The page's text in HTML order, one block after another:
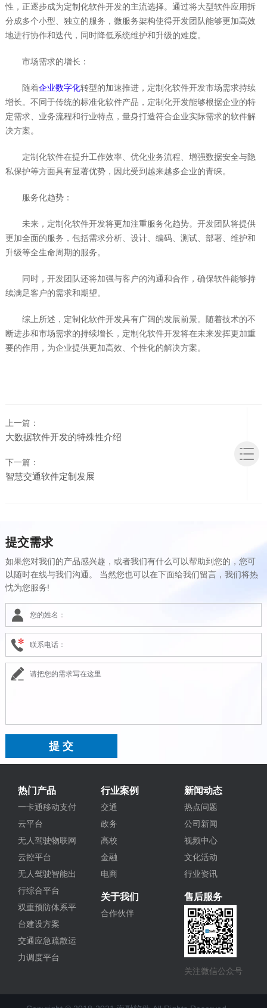
性，正逐步成为定制化软件开发的主流选择。通过将大型软件应用拆
分成多个小型、独立的服务，微服务架构使得开发团队能够更加高效
地进行协作和迭代，同时降低系统维护和升级的难度。
市场需求的增长：
随着企业数字化转型的加速推进，定制化软件开发市场需求持续
增长。不同于传统的标准化软件产品，定制化开发能够根据企业的特
定需求、业务流程和行业特点，量身打造符合企业实际需求的软件解
决方案。
定制化软件在提升工作效率、优化业务流程、增强数据安全与隐
私保护等方面具有显著优势，因此受到越来越多企业的青睐。
服务化趋势：
未来，定制化软件开发将更加注重服务化趋势。开发团队将提供
更加全面的服务，包括需求分析、设计、编码、测试、部署、维护和
升级等全生命周期的服务。
同时，开发团队还将加强与客户的沟通和合作，确保软件能够持
续满足客户的需求和期望。
综上所述，定制化软件开发具有广阔的发展前景。随着技术的不
断进步和市场需求的持续增长，定制化软件开发将在未来发挥更加重
要的作用，为企业提供更加高效、个性化的解决方案。
上一篇：
大数据软件开发的特殊性介绍
下一篇：
智慧交通软件定制发展
提交需求
如果您对我们的产品感兴趣，或者我们有什么可以帮助到您的，您可
以随时在线与我们沟通。 当然您也可以在下面给我们留言，我们将热
忱为您服务!
热门产品
一卡通移动支付
云平台
无人驾驶物联网
云控平台
无人驾驶智能出
行综合平台
双重预防体系平
台建设方案
交通应急疏散运
力调度平台
行业案例
交通
政务
高校
金融
电商
新闻动态
热点问题
公司新闻
视频中心
文化活动
行业资讯
关于我们
合作伙伴
售后服务
关注微信公众号